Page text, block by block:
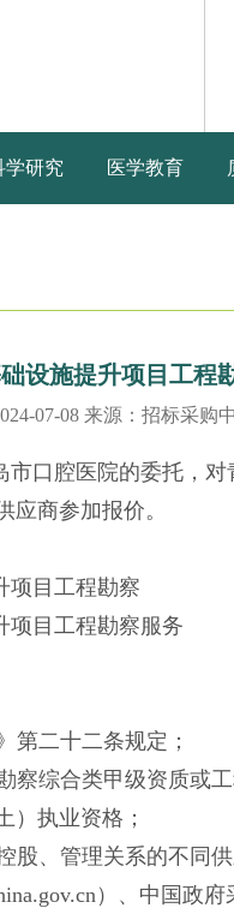
学研究 医学教育
设施提升项目工程
07-08 来源：招标采购
口腔医院的委托，
商参加报价。
项目工程勘察
项目工程勘察服务
第二十二条规定；
察综合类甲级资质或
）执业资格；
股、管理关系的不同
）、中国政